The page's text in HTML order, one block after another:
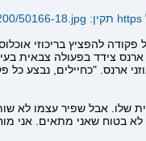
50166-18.jpg
להפציץ בריכוזי
למלחמה. ארנס צידד בפעולה
"כחיילים, נבצע כל
שלו. אבל שפיר עצמו לא
בטוח שאני מתאים. אני